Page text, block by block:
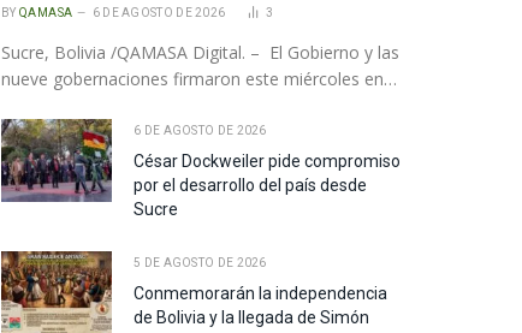
BY QAMASA 6 DE AGOSTO DE 2026 3
Sucre, Bolivia /QAMASA Digital. – El Gobierno y las
nueve gobernaciones firmaron este miércoles en…
6 DE AGOSTO DE 2026
César Dockweiler pide compromiso
por el desarrollo del país desde
Sucre
5 DE AGOSTO DE 2026
Conmemorarán la independencia
de Bolivia y la llegada de Simón